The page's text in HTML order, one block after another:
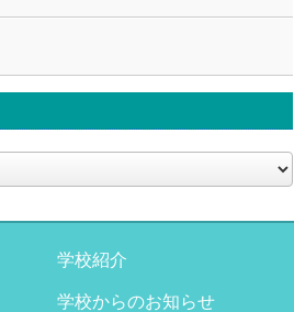
学校紹介
学校からのお知らせ